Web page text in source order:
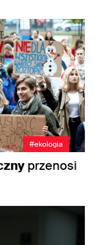
#ekologia
przenosi